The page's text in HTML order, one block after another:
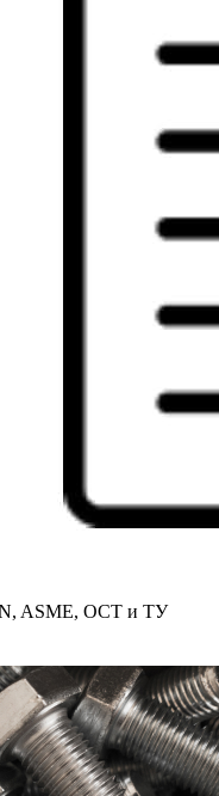
ASME, ОСТ и ТУ